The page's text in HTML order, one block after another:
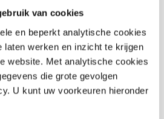
van cookies
en beperkt analytische cookies
laten werken en inzicht te krijgen
website. Met analytische cookies
die grote gevolgen
U kunt uw voorkeuren hieronder